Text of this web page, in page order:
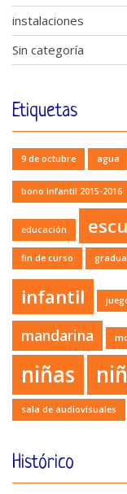
instalaciones
Sin categoría
Etiquetas
9 de octubre agua
bono infantil 2015-2016
educación
fin de curso
infantil
mandarina
niñas
sala de audiovisuales
Histórico